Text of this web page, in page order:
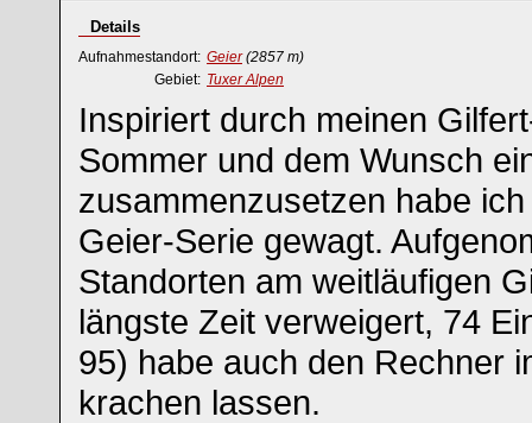
Details
Aufnahmestandort: Geier (2857 m)
Gebiet: Tuxer Alpen
Inspiriert durch meinen
Sommer und dem Wunsch
zusammenzusetzen habe
Geier-Serie gewagt.
Standorten am weitläufigen
längste Zeit verweigert, 74
95) habe auch den Rechner
krachen lassen.